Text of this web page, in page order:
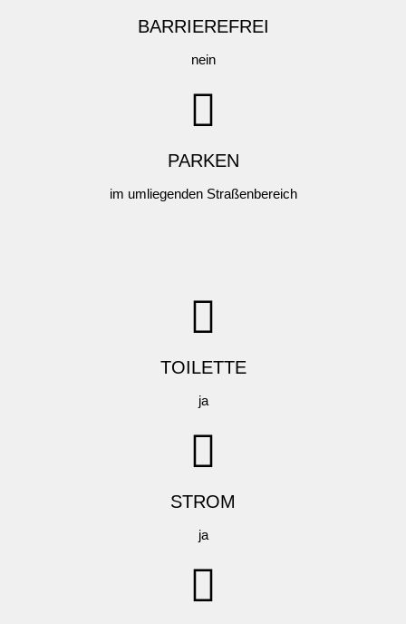
BARRIEREFREI
nein
PARKEN
im umliegenden Straßenbereich
TOILETTE
ja
STROM
ja